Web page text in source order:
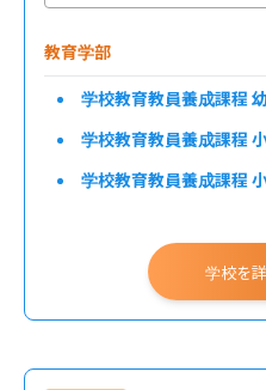
教育学部
学校教育教員養成課程
学校教育教員養成課程
学校教育教員養成課程
学校教育教員養成課程 小
学校教育教員養成課程
学校を